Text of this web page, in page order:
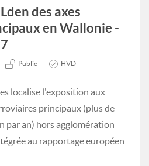
des axes
en Wallonie -
Public HVD
localise l'exposition aux
principaux (plus de
par an) hors agglomération
au rapportage européen